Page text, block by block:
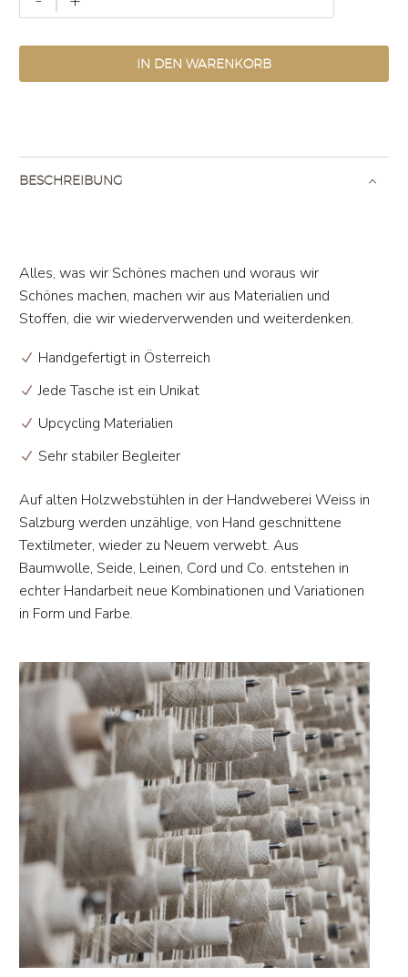
Bag
IN DEN WARENKORB
BESCHREIBUNG
Alles, was wir Schönes machen und woraus wir
Schönes machen, machen wir aus Materialien und
Stoffen, die wir wiederverwenden und weiterdenken.
Handgefertigt in Österreich
Jede Tasche ist ein Unikat
Upcycling Materialien
Sehr stabiler Begleiter
Auf alten Holzwebstühlen in der Handweberei Weiss in
Salzburg werden unzählige, von Hand geschnittene
Textilmeter, wieder zu Neuem verwebt. Aus
Baumwolle, Seide, Leinen, Cord und Co. entstehen in
echter Handarbeit neue Kombinationen und Variationen
in Form und Farbe.